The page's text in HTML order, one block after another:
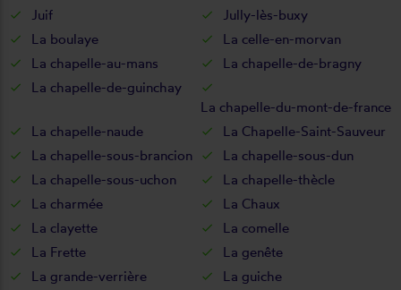
Juif
Jully-lès-buxy
La boulaye
La celle-en-morvan
La chapelle-au-mans
La chapelle-de-bragny
La chapelle-de-guinchay
La chapelle-du-mont-de-france
La chapelle-naude
La Chapelle-Saint-Sauveur
La chapelle-sous-brancion
La chapelle-sous-dun
La chapelle-sous-uchon
La chapelle-thècle
La charmée
La Chaux
La clayette
La comelle
La Frette
La genête
La grande-verrière
La guiche